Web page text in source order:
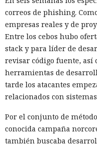
correos de phishing.
empresas reales y de
Entre los cebos hubo
stack y para líder de
revisar código fuente, así
herramientas de
tarde los atacantes
relacionados con
Por el conjunto de
conocida campaña
también buscaba